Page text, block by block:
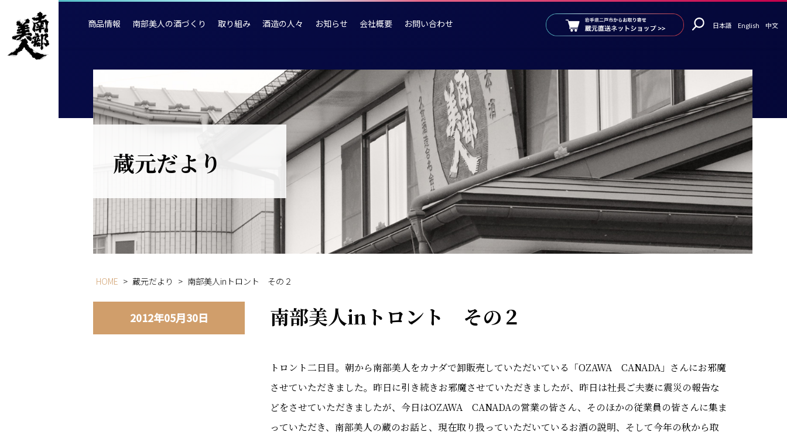
商品情報 南部美人の酒づくり 取り組み 酒造の人々 お知らせ 会社概要 お問い合わせ 日本語 English 中文
蔵元だより
HOME > 蔵元だより > 南部美人inトロント その２
2012年05月30日 南部美人inトロント その２
トロント二日目。朝から南部美人をカナダで卸販売していただいている「OZAWA CANADA」さんにお邪魔
させていただきました。昨日に引き続きお邪魔させていただきましたが、昨日は社長ご夫妻に震災の報告な
どをさせていただきましたが、今日はOZAWA CANADAの営業の皆さん、そのほかの従業員の皆さんに集ま
っていただき、南部美人の蔵のお話と、現在取り扱っていただいているお酒の説明、そして今年の秋から取